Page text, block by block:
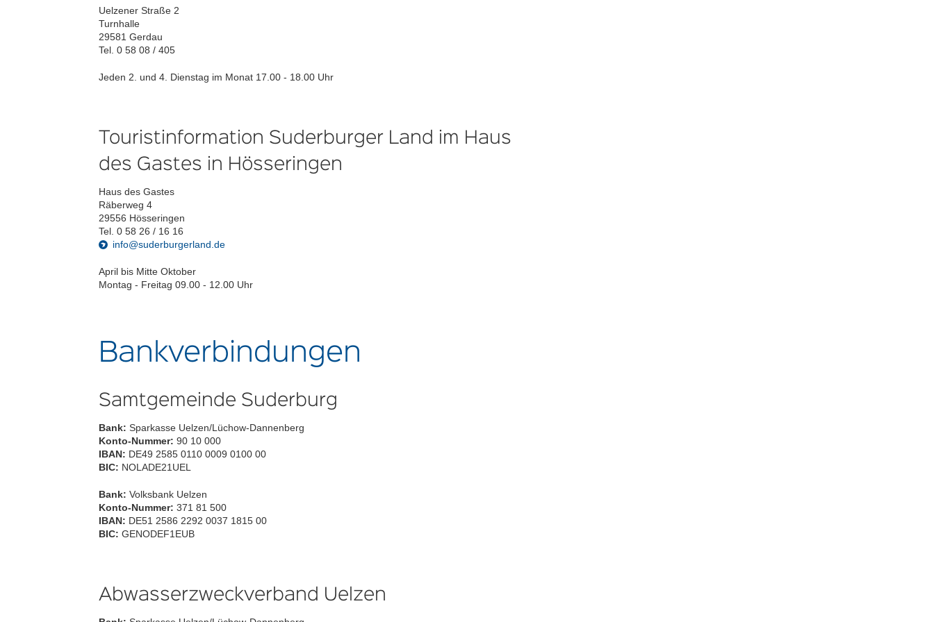
Uelzener Straße 2
Turnhalle
29581 Gerdau
Tel. 0 58 08 / 405
Jeden 2. und 4. Dienstag im Monat 17.00 - 18.00 Uhr
Touristinformation Suderburger Land im Haus
des Gastes in Hösseringen
Haus des Gastes
Räberweg 4
29556 Hösseringen
Tel. 0 58 26 / 16 16
info@suderburgerland.de
April bis Mitte Oktober
Montag - Freitag 09.00 - 12.00 Uhr
Bankverbindungen
Samtgemeinde Suderburg
Bank: Sparkasse Uelzen/Lüchow-Dannenberg
Konto-Nummer: 90 10 000
IBAN: DE49 2585 0110 0009 0100 00
BIC: NOLADE21UEL
Bank: Volksbank Uelzen
Konto-Nummer: 371 81 500
IBAN: DE51 2586 2292 0037 1815 00
BIC: GENODEF1EUB
Abwasserzweckverband Uelzen